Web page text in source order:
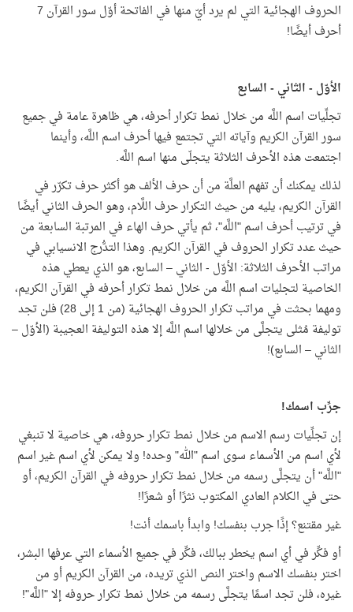
الحروف الهجائية التي لم يرد أيّ منها في الفاتحة أوّل سور القرآن 7
أحرف أيضًا!
الأوّل - الثاني - السابع
تجلِّيات اسم اللَّه من خلال نمط تكرار أحرفه، هي ظاهرة عامة في جميع
سور القرآن الكريم وآياته التي تجتمع فيها أحرف اسم اللَّه، وأينما
اجتمعت هذه الأحرف الثلاثة يتجلّى منها اسم اللَّه.
لذلك يمكنك أن تفهم العلَّة من أن حرف الألف هو أكثر حرف تكرّر في
القرآن الكريم، يليه من حيث التكرار حرف اللَّام، وهو الحرف الثاني أيضًا
في ترتيب أحرف اسم "اللَّه"، ثم يأتي حرف الهاء في المرتبة السابعة من
حيث عدد تكرار الحروف في القرآن الكريم. وهذا التدُّرج الانسيابي في
مراتب الأحرف الثلاثة: الأوّل - الثاني – السابع، هو الذي يعطي هذه
الخاصية لتجليات اسم اللَّه من خلال نمط تكرار أحرفه في القرآن الكريم،
ومهما بحثت في مراتب تكرار الحروف الهجائية (من 1 إلى 28) فلن تجد
توليفة مُثلى يتجلَّى من خلالها اسم اللَّه إلا هذه التوليفة العجيبة (الأوّل –
الثاني – السابع)!
جرِّب اسمك!
إن تجلِّيات رسم الاسم من خلال نمط تكرار حروفه، هي خاصية لا تنبغي
لأي اسم من الأسماء سوى اسم "الله" وحده! ولا يمكن لأي اسم غير اسم
"اللَّه" أن يتجلَّى رسمه من خلال نمط تكرار حروفه في القرآن الكريم، أو
حتى في الكلام العادي المكتوب نثرًا أو شعرًا!
غير مقتنع؟ إذًا جرب بنفسك! وابدأ باسمك أنت!
أو فكِّر في أي اسم يخطر ببالك، فكِّر في جميع الأسماء التي عرفها البشر،
اختر بنفسك الاسم واختر النص الذي تريده، من القرآن الكريم أو من
غيره، فلن تجد اسمًا يتجلَّى رسمه من خلال نمط تكرار حروفه إلا "اللَّه"!